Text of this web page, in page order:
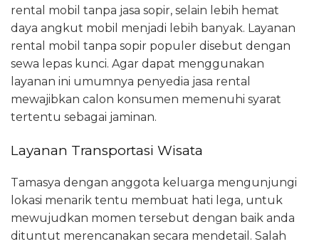
rental mobil tanpa jasa sopir, selain lebih hemat
daya angkut mobil menjadi lebih banyak. Layanan
rental mobil tanpa sopir populer disebut dengan
sewa lepas kunci. Agar dapat menggunakan
layanan ini umumnya penyedia jasa rental
mewajibkan calon konsumen memenuhi syarat
tertentu sebagai jaminan.
Layanan Transportasi Wisata
Tamasya dengan anggota keluarga mengunjungi
lokasi menarik tentu membuat hati lega, untuk
mewujudkan momen tersebut dengan baik anda
dituntut merencanakan secara mendetail. Salah